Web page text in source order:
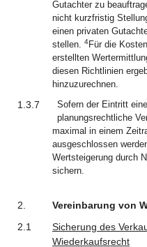
Gutachter zu
nicht kurzfristig
einen privaten
stellen. 4Für die
erstellten
diesen Richtlinien
hinzuzurechnen.
1.3.7
Sofern der Eintritt
planungsrechtliche
maximal in einem
ausgeschlossen
Wertsteigerung durch
sichern.
2.
Vereinbarung von
2.1
Sicherung des
Wiederkaufsrecht